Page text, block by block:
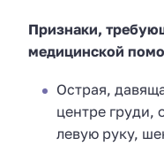
Признаки,
медицинской
Острая,
центре груди,
левую руку,